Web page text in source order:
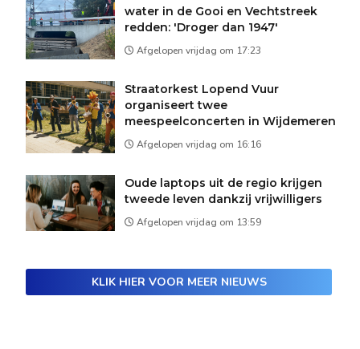
water in de Gooi en Vechtstreek
redden: 'Droger dan 1947'
Afgelopen vrijdag om 17:23
Straatorkest Lopend Vuur
organiseert twee
meespeelconcerten in Wijdemeren
Afgelopen vrijdag om 16:16
Oude laptops uit de regio krijgen
tweede leven dankzij vrijwilligers
Afgelopen vrijdag om 13:59
KLIK HIER VOOR MEER NIEUWS